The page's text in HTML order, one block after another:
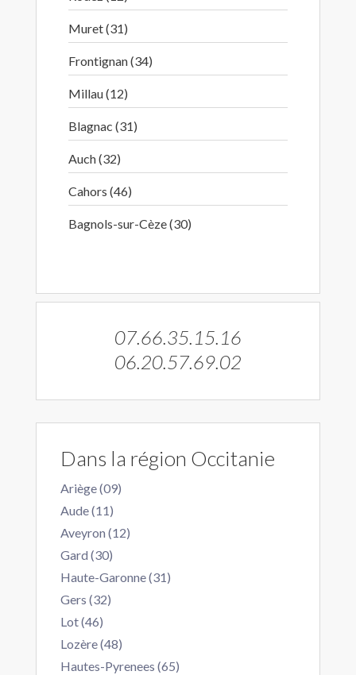
Muret (31)
Frontignan (34)
Millau (12)
Blagnac (31)
Auch (32)
Cahors (46)
Bagnols-sur-Cèze (30)
07.66.35.15.16
06.20.57.69.02
Dans la région Occitanie
Ariège (09)
Aude (11)
Aveyron (12)
Gard (30)
Haute-Garonne (31)
Gers (32)
Lot (46)
Lozère (48)
Hautes-Pyrenees (65)